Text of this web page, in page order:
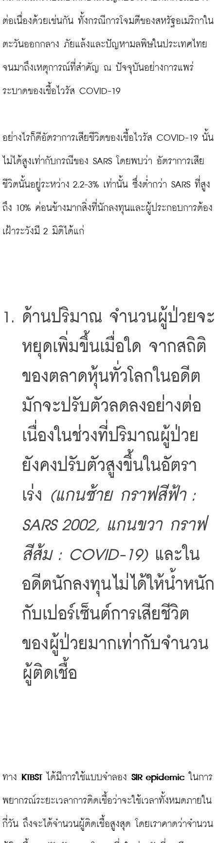
ต่อเนื่องด้วยเช่นกัน ทั้งกรณีการโจมตีของสหรัฐอเมริกาใน
ตะวันออกกลาง ภัยแล้งและปัญหามลพิษในประเทศไทย
จนมาถึงเหตุการณ์ที่สำคัญ ณ ปัจจุบันอย่างการแพร่
ระบาดของเชื้อไวรัส COVID-19
อย่างไรก็ดีอัตราการเสียชีวิตของเชื้อไวรัส COVID-19 นั้น
ไม่ได้สูงเท่ากับกรณีของ SARS โดยพบว่า อัตราการเสีย
ชีวิตนั้นอยู่ระหว่าง 2.2-3% เท่านั้น ซึ่งต่ำกว่า SARS ที่สูง
ถึง 10% ค่อนข้างมากสิ่งที่นักลงทุนและผู้ประกอบการต้อง
ด้านปริมาณ จำนวนผู้ป่วยจะ
หยุดเพิ่มขึ้นเมื่อใด จากสถิติ
ของตลาดหุ้นทั่วโลกในอดีต
มักจะปรับตัวลดลงอย่างต่อ
เนื่องในช่วงที่ปริมาณผู้ป่วย
ยังคงปรับตัวสูงขึ้นในอัตรา
เร่ง (แกนซ้าย กราฟสีฟ้า :
SARS 2002, แกนขวา กราฟ
สีส้ม : COVID-19) และใน
อดีตนักลงทุนไม่ได้ให้น้ำหนัก
กับเปอร์เซ็นต์การเสียชีวิต
ของผู้ป่วยมากเท่ากับจำนวน
ผู้ติดเชื้อ
ทาง KTBST ได้มีการใช้แบบจำลอง SIR epidemic ในการ
พยากรณ์ระยะเวลาการติดเชื้อว่าจะใช้เวลาทั้งหมดภายใน
กี่วัน ถึงจะได้จำนวนผู้ติดเชื้อสูงสุด โดยเราคาดว่าจำนวน